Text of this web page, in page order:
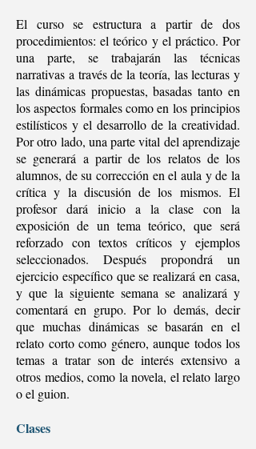
El curso se estructura a partir de dos
procedimientos: el teórico y el práctico. Por
una parte, se trabajarán las técnicas
narrativas a través de la teoría, las lecturas y
las dinámicas propuestas, basadas tanto en
los aspectos formales como en los principios
estilísticos y el desarrollo de la creatividad.
Por otro lado, una parte vital del aprendizaje
se generará a partir de los relatos de los
alumnos, de su corrección en el aula y de la
crítica y la discusión de los mismos. El
profesor dará inicio a la clase con la
exposición de un tema teórico, que será
reforzado con textos críticos y ejemplos
seleccionados. Después propondrá un
ejercicio específico que se realizará en casa,
y que la siguiente semana se analizará y
comentará en grupo. Por lo demás, decir
que muchas dinámicas se basarán en el
relato corto como género, aunque todos los
temas a tratar son de interés extensivo a
otros medios, como la novela, el relato largo
o el guion.
Clases